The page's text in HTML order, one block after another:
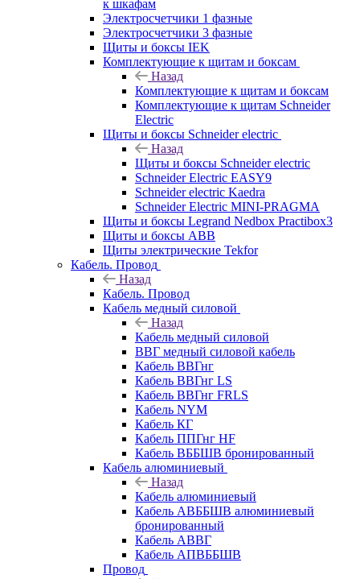
к шкафам
Электросчетчики 1 фазные
Электросчетчики 3 фазные
Щиты и боксы IEK
Комплектующие к щитам и боксам
Назад
Комплектующие к щитам и боксам
Комплектующие к щитам Schneider
Electric
Щиты и боксы Schneider electric
Назад
Щиты и боксы Schneider electric
Schneider Electric EASY9
Schneider electric Kaedra
Schneider Electric MINI-PRAGMA
Щиты и боксы Legrand Nedbox Practibox3
Щиты и боксы ABB
Щиты электрические Tekfor
Кабель. Провод
Назад
Кабель. Провод
Кабель медный силовой
Назад
Кабель медный силовой
ВВГ медный силовой кабель
Кабель ВВГнг
Кабель ВВГнг LS
Кабель ВВГнг FRLS
Кабель NYM
Кабель КГ
Кабель ППГнг HF
Кабель ВББШВ бронированный
Кабель алюминиевый
Назад
Кабель алюминиевый
Кабель АВББШВ алюминиевый
бронированный
Кабель АВВГ
Кабель АПВББШВ
Провод